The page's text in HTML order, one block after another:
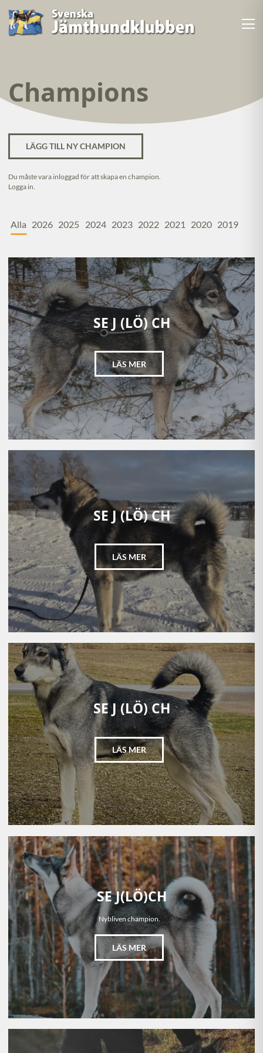
Champions
LÄGG TILL NY CHAMPION
Du måste vara inloggad för att skapa en champion.
Logga in.
Alla 2026 2025 2024 2023 2022 2021 2020 2019
SE J (LÖ) CH
LÄS MER
SE J (LÖ) CH
LÄS MER
SE J (LÖ) CH
LÄS MER
SE J(LÖ)CH
Nybliven champion.
LÄS MER